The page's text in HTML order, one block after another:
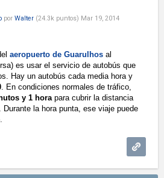
por Walter (24.3k puntos) Mar 19, 2014
aeropuerto de Guarulhos al
es usar el servicio de autobús que
Hay un autobús cada media hora y
. En condiciones normales de tráfico,
y 1 horapara cubrir la distancia
Durante la hora punta, ese viaje puede